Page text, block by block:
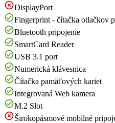
DisplayPort
Fingerprint - čítačka otlačkov
Bluetooth pripojenie
SmartCard Reader
USB 3.1 port
Numerická klávesnica
Čítačka pamäťových kariet
Integrovaná Web kamera
M.2 Slot
Širokopásmové mobilné